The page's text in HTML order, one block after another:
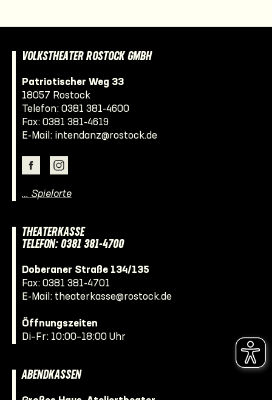
VOLKSTHEATER ROSTOCK GMBH
Patriotischer Weg 33
18057 Rostock
Telefon: 0381 381-4600
Fax: 0381 381-4619
E-Mail: intendanz@rostock.de
… Spielorte
THEATERKASSE
TELEFON: 0381 381-4700
Doberaner Straße 134/135
Fax: 0381 381-4701
E-Mail: theaterkasse@rostock.de
Öffnungszeiten
Di–Fr: 10:00–18:00 Uhr
ABENDKASSEN